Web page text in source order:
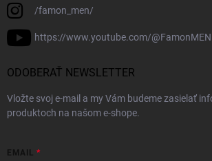
/famon_men/
https://www.youtube.com/@FamonMEN
ODOBERAŤ NEWSLETTER
Vložte svoj e-mail a my Vám budeme zasielať
produktoch na našom e-shope.
EMAIL